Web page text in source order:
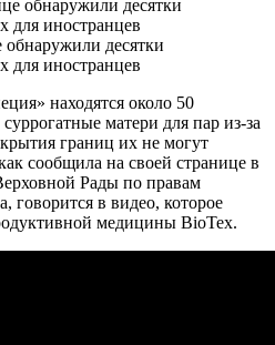
десятки
для иностранцев
находятся около 50
матери для пар из-за
границ их не могут
сообщила на своей странице в
Рады по правам
говорится в видео, которое
медицины BioTex.